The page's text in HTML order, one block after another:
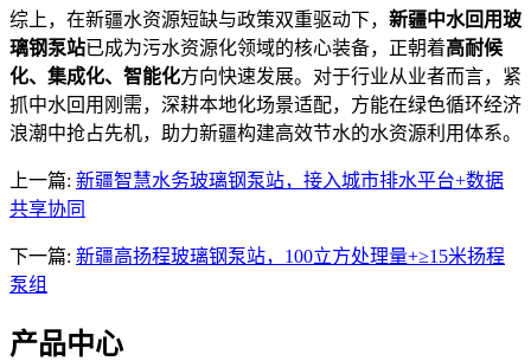
综上，在新疆水资源短缺与政策双重驱动下， 新疆中水回用玻
璃钢泵站已成为污水资源化领域的核心装备，正朝着高耐候
化、集成化、智能化方向快速发展。对于行业从业者而言，紧
抓中水回用刚需，深耕本地化场景适配，方能在绿色循环经济
浪潮中抢占先机，助力新疆构建高效节水的水资源利用体系。
上一篇: 新疆智慧水务玻璃钢泵站，接入城市排水平台+数据
共享协同
下一篇: 新疆高扬程玻璃钢泵站，100立方处理量+≥15米扬程
泵组
产品中心